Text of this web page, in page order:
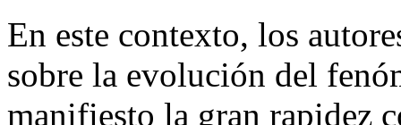
En este contexto, los
sobre la evolución del
manifiesto la gran rapidez